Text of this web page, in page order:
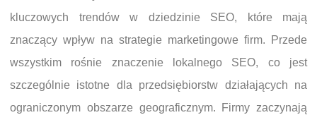
kluczowych trendów w dziedzinie SEO, które mają
znaczący wpływ na strategie marketingowe firm. Przede
wszystkim rośnie znaczenie lokalnego SEO, co jest
szczególnie istotne dla przedsiębiorstw działających na
ograniczonym obszarze geograficznym. Firmy zaczynają